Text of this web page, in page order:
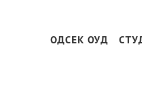
ОДСЕК ОУД